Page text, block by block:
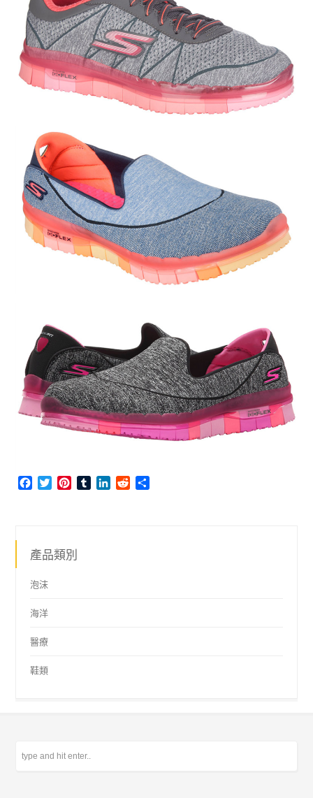
Facebook
TwitterPinterestTumblrLinkedInReddit
產品類別
泡沫
海洋
醫療
鞋類